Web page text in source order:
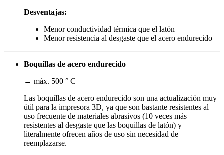
Desventajas:
Menor conductividad térmica que el latón
Menor resistencia al desgaste que el acero endurecido
Boquillas de acero endurecido
→ máx. 500 ° C
Las boquillas de acero endurecido son una actualización muy
útil para la impresora 3D, ya que son bastante resistentes al
uso frecuente de materiales abrasivos (10 veces más
resistentes al desgaste que las boquillas de latón) y
literalmente ofrecen años de uso sin necesidad de
reemplazarse.